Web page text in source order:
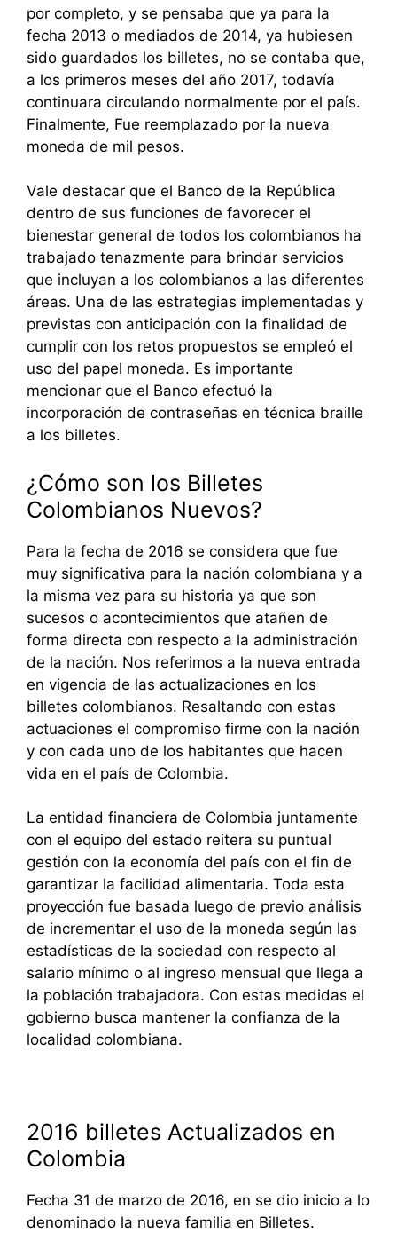
por completo, y se pensaba que ya para la
fecha 2013 o mediados de 2014, ya hubiesen
sido guardados los billetes, no se contaba que,
a los primeros meses del año 2017, todavía
continuara circulando normalmente por el país.
Finalmente, Fue reemplazado por la nueva
moneda de mil pesos.
Vale destacar que el Banco de la República
dentro de sus funciones de favorecer el
bienestar general de todos los colombianos ha
trabajado tenazmente para brindar servicios
que incluyan a los colombianos a las diferentes
áreas. Una de las estrategias implementadas y
previstas con anticipación con la finalidad de
cumplir con los retos propuestos se empleó el
uso del papel moneda. Es importante
mencionar que el Banco efectuó la
incorporación de contraseñas en técnica braille
a los billetes.
¿Cómo son los Billetes
Colombianos Nuevos?
Para la fecha de 2016 se considera que fue
muy significativa para la nación colombiana y a
la misma vez para su historia ya que son
sucesos o acontecimientos que atañen de
forma directa con respecto a la administración
de la nación. Nos referimos a la nueva entrada
en vigencia de las actualizaciones en los
billetes colombianos. Resaltando con estas
actuaciones el compromiso firme con la nación
y con cada uno de los habitantes que hacen
vida en el país de Colombia.
La entidad financiera de Colombia juntamente
con el equipo del estado reitera su puntual
gestión con la economía del país con el fin de
garantizar la facilidad alimentaria. Toda esta
proyección fue basada luego de previo análisis
de incrementar el uso de la moneda según las
estadísticas de la sociedad con respecto al
salario mínimo o al ingreso mensual que llega a
la población trabajadora. Con estas medidas el
gobierno busca mantener la confianza de la
localidad colombiana.
2016 billetes Actualizados en
Colombia
Fecha 31 de marzo de 2016, en se dio inicio a lo
denominado la nueva familia en Billetes.